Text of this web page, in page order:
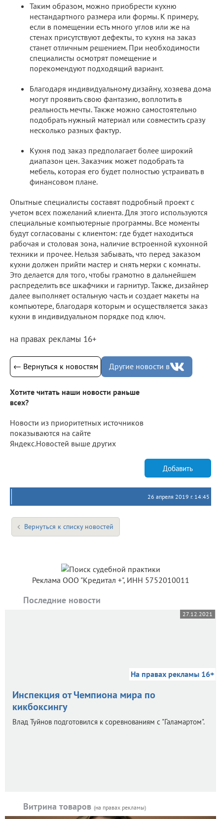
Таким образом, можно приобрести кухню
нестандартного размера или формы. К примеру,
если в помещении есть много углов или же на
стенах присутствуют дефекты, то кухня на заказ
станет отличным решением. При необходимости
специалисты осмотрят помещение и
порекомендуют подходящий вариант.
Благодаря индивидуальному дизайну, хозяева дома
могут проявить свою фантазию, воплотить в
реальность мечты. Также можно самостоятельно
подобрать нужный материал или совместить сразу
несколько разных фактур.
Кухня под заказ предполагает более широкий
диапазон цен. Заказчик может подобрать та
мебель, которая его будет полностью устраивать в
финансовом плане.
Опытные специалисты составят подробный проект с
учетом всех пожеланий клиента. Для этого используются
специальные компьютерные программы. Все моменты
будут согласованы с клиентом: где будет находиться
рабочая и столовая зона, наличие встроенной кухонной
техники и прочее. Нельзя забывать, что перед заказом
кухни должен прийти мастер и снять мерки с комнаты.
Это делается для того, чтобы грамотно в дальнейшем
распределить все шкафчики и гарнитур. Также, дизайнер
далее выполняет остальную часть и создает макеты на
компьютере, благодаря которым и осуществляется заказ
кухни в индивидуальном порядке под ключ.
на правах рекламы 16+
← Вернуться к новостям Другие новости в
Хотите читать наши новости раньше
всех?
Новости из приоритетных источников
показываются на сайте
Яндекс.Новостей выше других
Добавить
26 апреля 2019 г. 14:45
Вернуться к списку новостей
Реклама ООО "Кредитал +", ИНН 5752010011
Последние новости
27.12.2021
На правах рекламы 16+
Инспекция от Чемпиона мира по
кикбоксингу
Влад Туйнов подготовился к соревнованиям с "Галамартом".
Витрина товаров (на правах рекламы)